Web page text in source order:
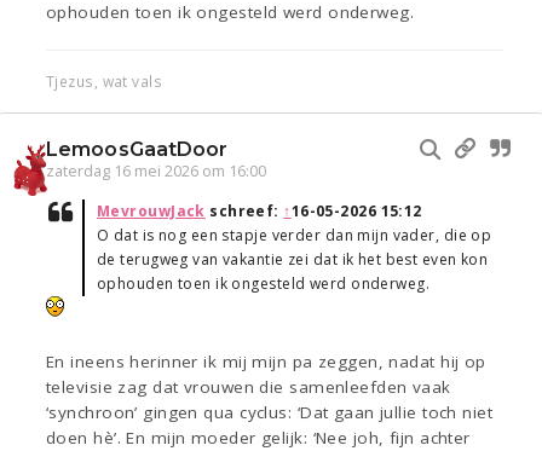
ophouden toen ik ongesteld werd onderweg.
Tjezus, wat vals
LemoosGaatDoor
zaterdag 16 mei 2026 om 16:00
MevrouwJack schreef: ↑16-05-2026 15:12
O dat is nog een stapje verder dan mijn vader, die op
de terugweg van vakantie zei dat ik het best even kon
ophouden toen ik ongesteld werd onderweg.
En ineens herinner ik mij mijn pa zeggen, nadat hij op
televisie zag dat vrouwen die samenleefden vaak
‘synchroon’ gingen qua cyclus: ‘Dat gaan jullie toch niet
doen hè’. En mijn moeder gelijk: ‘Nee joh, fijn achter